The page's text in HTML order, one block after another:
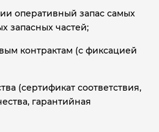
оперативный запас самых
запасных частей;
контрактам (с фиксацией
(сертификат соответствия,
гарантийная